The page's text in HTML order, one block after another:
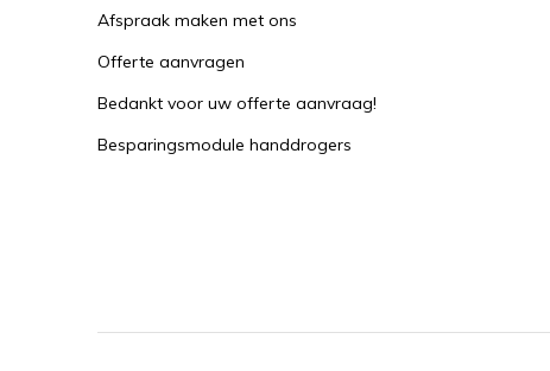
Afspraak maken met ons
Offerte aanvragen
Bedankt voor uw offerte aanvraag!
Besparingsmodule handdrogers